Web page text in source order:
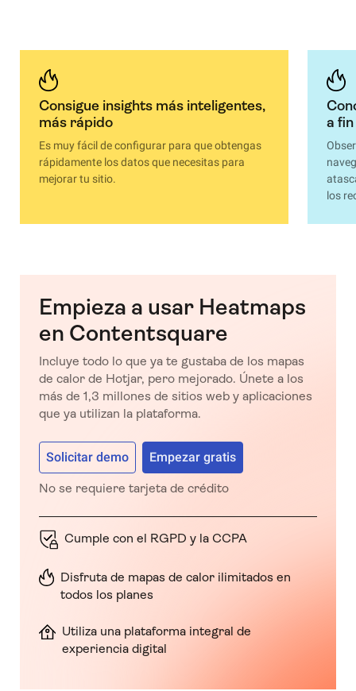
Consigue insights más inteligentes,
más rápido
Es muy fácil de configurar para que obtengas
rápidamente los datos que necesitas para
mejorar tu sitio.
a fin
los
Empieza a usar Heatmaps
en Contentsquare
Incluye todo lo que ya te gustaba de los mapas
de calor de Hotjar, pero mejorado. Únete a los
más de 1,3 millones de sitios web y aplicaciones
que ya utilizan la plataforma.
Solicitar demo Empezar gratis
No se requiere tarjeta de crédito
Cumple con el RGPD y la CCPA
Disfruta de mapas de calor ilimitados en
todos los planes
Utiliza una plataforma integral de
experiencia digital